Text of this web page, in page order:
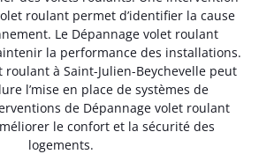
roulant permet d’identifier la cause
Le Dépannage volet roulant
la performance des installations.
roulant à Saint-Julien-Beychevelle peut
l’mise en place de systèmes de
de Dépannage volet roulant
le confort et la sécurité des
logements.